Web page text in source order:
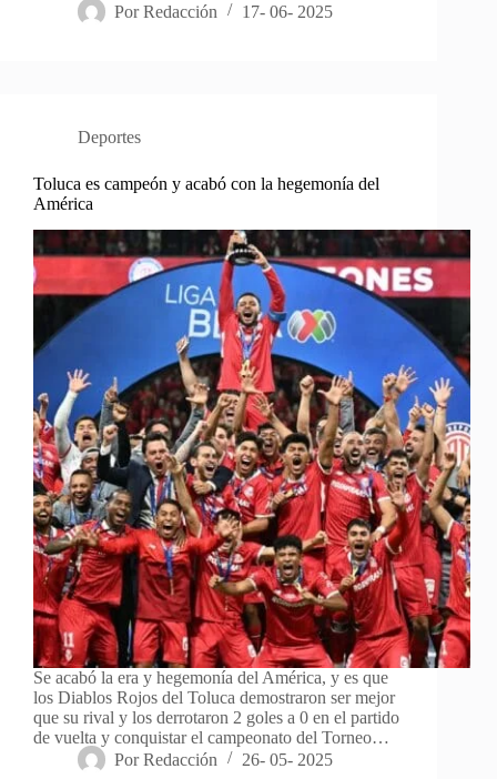
Por Redacción 17- 06- 2025
Deportes
Toluca es campeón y acabó con la hegemonía del
América
Se acabó la era y hegemonía del América, y es que
los Diablos Rojos del Toluca demostraron ser mejor
que su rival y los derrotaron 2 goles a 0 en el partido
de vuelta y conquistar el campeonato del Torneo…
Por Redacción 26- 05- 2025